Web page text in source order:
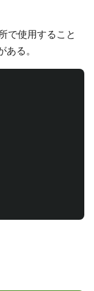
で使用すること
る。